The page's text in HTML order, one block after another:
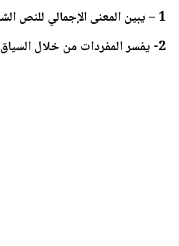
1 – يبين المعنى الإجمالي للنص الشعري .
2- يفسر المفردات من خلال السياق .